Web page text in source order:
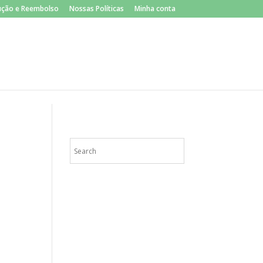
e Reembolso Nossas Políticas Minha conta